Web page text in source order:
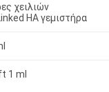
χειλιών
HA γεμιστήρα
1 ml